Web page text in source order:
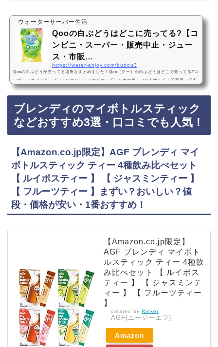
ウォーターサーバー生活
Qooの白ぶどうはどこに売ってる?【コ
ンビニ・スーパー・販売中止・ジュー
ス・市販…
https://water-enjoy.com/budou3
Qooの白ぶどうが売ってる場所をまとめました！Qoo（クー）の白ぶどうはどこで売ってる?コ
ンビニ・セブンイレブン・ローソン・スーパー・ドンキホーテ・マクドナルド・販売店・消え
た？どこで買える?通販・Amazon・楽天・販売中止?売ってない?2024年2月12日から復活販
売！炭酸なし・コカ・コーラ・すっきりQooの白ぶどうは2024年2月12日から、セブンイレブ
ンなどのコンビニ、スーパー、ドンキホーテに売っています！店舗によっては売ってない店も
あるので、Amazonや楽天でもQoo（クー）の白ぶどうがお得に買えておすすめです！Qooの
白ぶ…
ブレンディのマイボトルスティック
などおすすめ3選・口コミでも人気！
【Amazon.co.jp限定】AGF ブレンディ マイ
ボトルスティック ティー 4種飲み比べセット
【 ルイボスティー 】 【 ジャスミンティー 】
【 フルーツティー 】まずい？おいしい？値
段・価格が安い・1番おすすめ！
【Amazon.co.jp限定】
AGF ブレンディ マイボト
ルスティック ティー 4種飲
み比べセット 【 ルイボス
ティー 】 【 ジャスミンテ
ィー 】 【 フルーツティー
】
created by Rinker
AGF(エージーエフ)
Amazon